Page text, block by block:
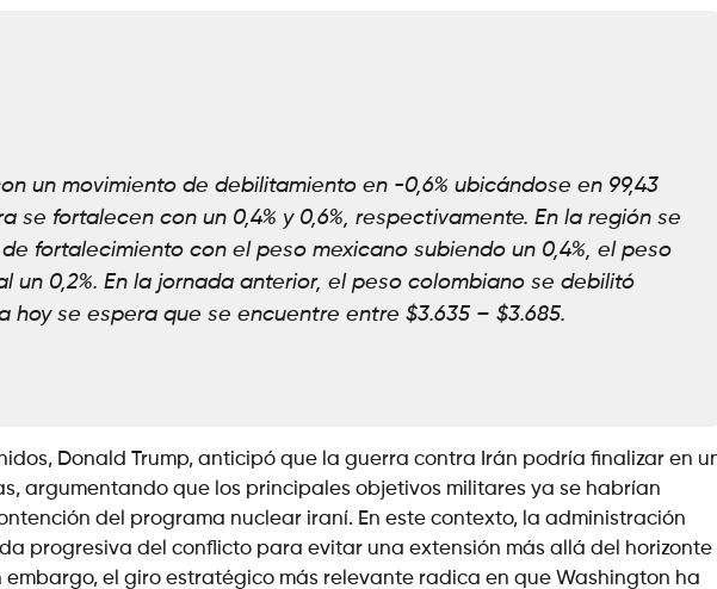
un movimiento de debilitamiento en -0,6% ubicándose en 99,43
se fortalecen con un 0,4% y 0,6%, respectivamente. En la región se
fortalecimiento con el peso mexicano subiendo un 0,4%, el peso
un 0,2%. En la jornada anterior, el peso colombiano se debilitó
hoy se espera que se encuentre entre $3.635 – $3.685.
Donald Trump, anticipó que la guerra contra Irán podría finalizar en
argumentando que los principales objetivos militares ya se habrían
del programa nuclear iraní. En este contexto, la administración
progresiva del conflicto para evitar una extensión más allá del horizonte
el giro estratégico más relevante radica en que Washington ha